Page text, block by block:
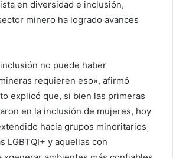
en diversidad e inclusión,
minero ha logrado avances
no puede haber
requieren eso», afirmó
explicó que, si bien las primeras
en la inclusión de mujeres, hoy
hacia grupos minoritarios
LGBTQI+ y aquellas con